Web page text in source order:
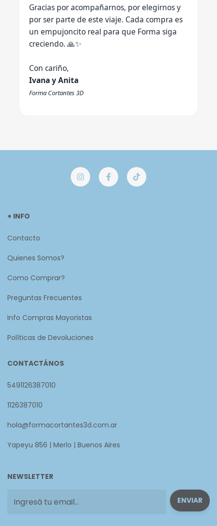
Gracias por acompañarnos, por elegirnos y
por ser parte de este viaje. Cada compra es
un empujoncito real para que Forma siga
creciendo. 🙏✨
Con cariño,
Ivana y Anita
Forma Cortantes 3D
+ INFO
Contacto
Quienes Somos?
Como Comprar?
Preguntas Frecuentes
Info Compras Mayoristas
Políticas de Devoluciones
CONTACTÁNOS
5491126387010
1126387010
hola@formacortantes3d.com.ar
Yapeyu 856 | Merlo | Buenos Aires
NEWSLETTER